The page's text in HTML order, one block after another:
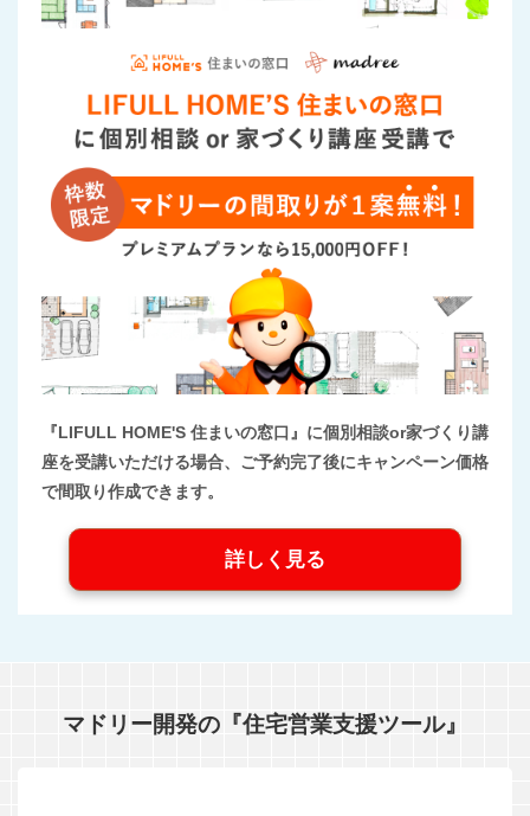
『LIFULL HOME'S 住まいの窓口』に個別相談or家づくり講
座を受講いただける場合、ご予約完了後にキャンペーン価格
で間取り作成できます。
詳しく見る
マドリー開発の『住宅営業支援ツール』